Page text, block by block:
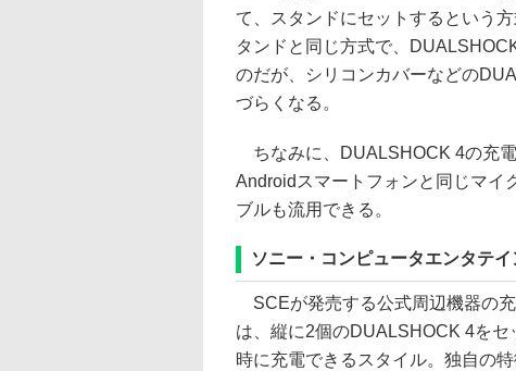
て、スタンドにセットするという
タンドと同じ方式で、
のだが、シリコンカバーなどの
づらくなる。
ちなみに、DUALSHOCK 4の充
Androidスマートフォンと同じマイ
ブルも流用できる。
ソニー・コンピュータエンタテ
SCEが発売する公式周辺機器の
は、縦に2個のDUALSHOCK 4をセ
時に充電できるスタイル。独自の特